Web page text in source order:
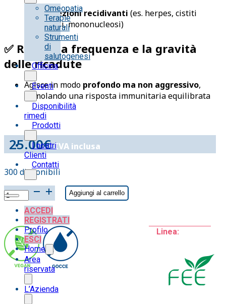
Omeopatia
Terapie
naturali
Strumenti
di
salutogenesi
Officina
Eventi
Disponibilità
rimedi
Prodotti
I nostri
Clienti
Contatti
ACCEDI
REGISTRATI
Profilo
ESCI
Home
Area
riservata
L’Azienda
Infezioni recidivanti (es. herpes, cistiti
virali, mononucleosi)
✅ Riduce la frequenza e la gravità
delle ricadute
Agisce in modo profondo ma non aggressivo,
stimolando una risposta immunitaria equilibrata
25.00€ IVA inclusa
300 disponibili
VIRAL
fee
15ml
quantità
Aggiungi al carrello
Linea: